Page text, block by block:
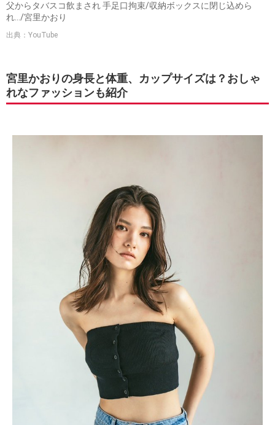
父からタバスコ飲まされ 手足口拘束/収納ボックスに閉じ込めら
れ…/宮里かおり
出典：YouTube
宮里かおりの身長と体重、カップサイズは？おしゃ
れなファッションも紹介